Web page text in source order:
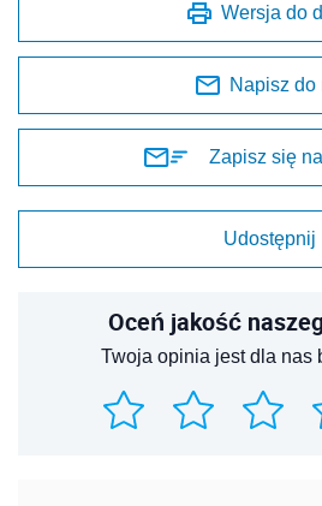
Wersja do
Napisz do
Zapisz się
Udostępnij
Oceń jakość
Twoja opinia jest dla nas